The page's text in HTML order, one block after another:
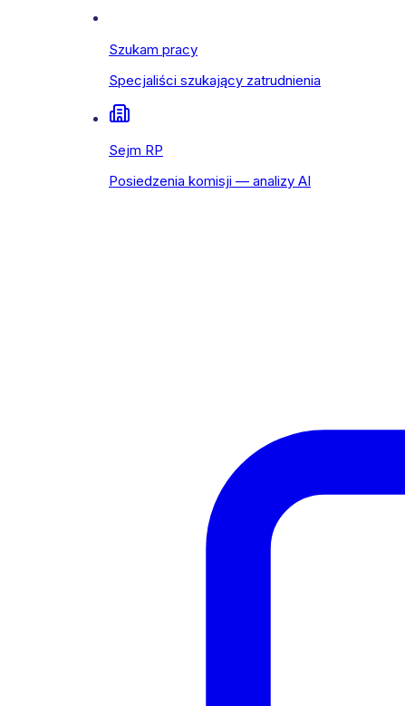
Szukam pracy
Specjaliści szukający zatrudnienia
Sejm RP
Posiedzenia komisji — analizy AI